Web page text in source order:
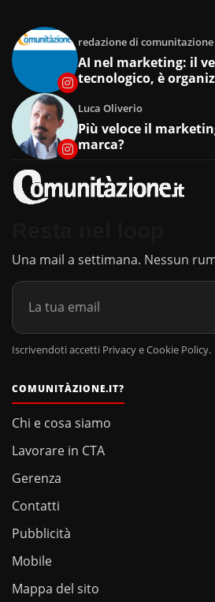
redazione di comunitazione
AI nel marketing: il
tecnologico, è
Luca Oliverio
Più veloce il
marca?
Una mail a settimana. Nessun
Iscrivendoti accetti Privacy e Cookie Policy.
COMUNITÀZIONE.IT?
Chi e cosa siamo
Lavorare in CTA
Gerenza
Contatti
Pubblicità
Mobile
Mappa del sito